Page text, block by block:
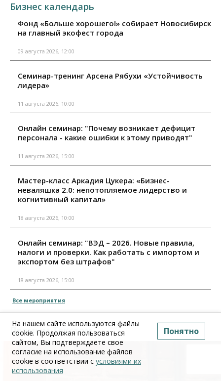
Бизнес календарь
Фонд «Больше хорошего!» собирает Новосибирск
на главный экофест города
09 августа 2026, 12:00
Семинар-тренинг Арсена Рябухи «Устойчивость
лидера»
11 августа 2026, 10:00
Онлайн семинар: "Почему возникает дефицит
персонала - какие ошибки к этому приводят"
11 августа 2026, 15:00
Мастер-класс Аркадия Цукера: «Бизнес-
неваляшка 2.0: непотопляемое лидерство и
когнитивный капитал»
18 августа 2026, 10:00
Онлайн семинар: "ВЭД – 2026. Новые правила,
налоги и проверки. Как работать с импортом и
экспортом без штрафов"
18 августа 2026, 15:00
Все мероприятия
Прямым Текстом
На нашем сайте используются файлы
cookie. Продолжая пользоваться
сайтом, Вы подтверждаете свое
согласие на использование файлов
cookie в соответствии с условиями их
использования
Понятно